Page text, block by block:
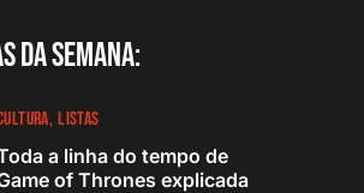
da semana:
LISTAS
a linha do tempo de
of Thrones explicada